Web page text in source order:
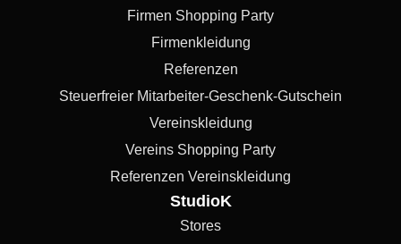
Firmen Shopping Party
Firmenkleidung
Referenzen
Steuerfreier Mitarbeiter-Geschenk-Gutschein
Vereinskleidung
Vereins Shopping Party
Referenzen Vereinskleidung
StudioK
Stores